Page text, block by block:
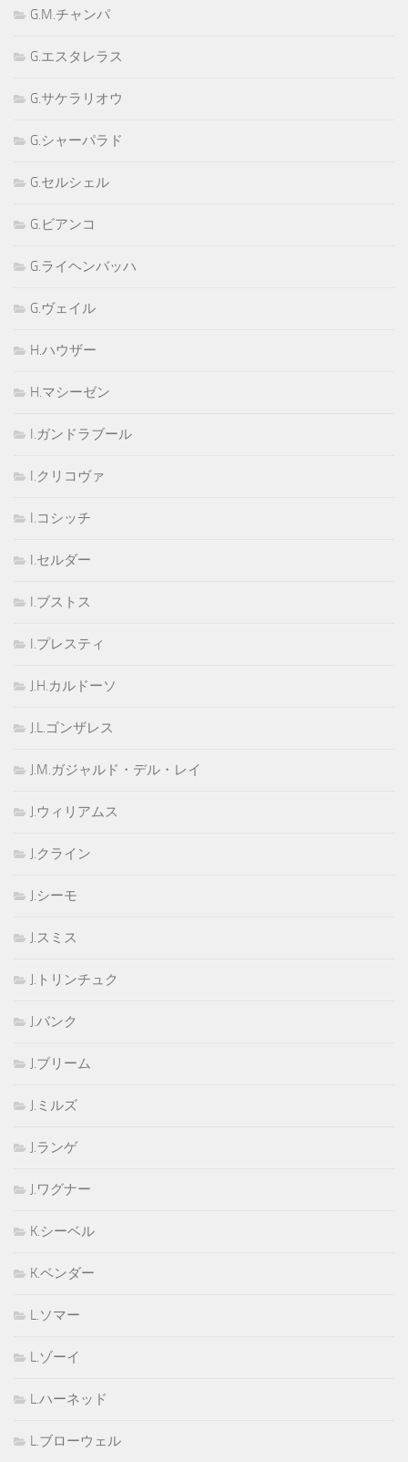
G.M.チャンパ
G.エスタレラス
G.サケラリオウ
G.シャーパラド
G.セルシェル
G.ビアンコ
G.ライヘンバッハ
G.ヴェイル
H.ハウザー
H.マシーゼン
I.ガンドラブール
I.クリコヴァ
I.コシッチ
I.セルダー
I.ブストス
I.プレスティ
J.H.カルドーソ
J.L.ゴンザレス
J.M.ガジャルド・デル・レイ
J.ウィリアムス
J.クライン
J.シーモ
J.スミス
J.トリンチュク
J.バンク
J.ブリーム
J.ミルズ
J.ランゲ
J.ワグナー
K.シーベル
K.ベンダー
L.ソマー
L.ゾーイ
L.ハーネッド
L.ブローウェル